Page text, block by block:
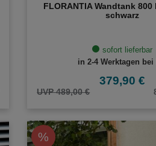
FLORANTIA Wandtank
schwarz
sofort lieferbar
in 2-4 Werktagen bei
379,90 €
UVP 489,00 €
%